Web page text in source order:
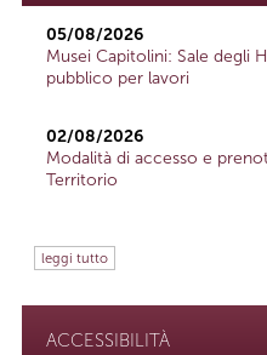
05/08/2026
Musei Capitolini: Sale degli
pubblico per lavori
02/08/2026
Modalità di accesso e
Territorio
leggi tutto
ACCESSIBILITÀ